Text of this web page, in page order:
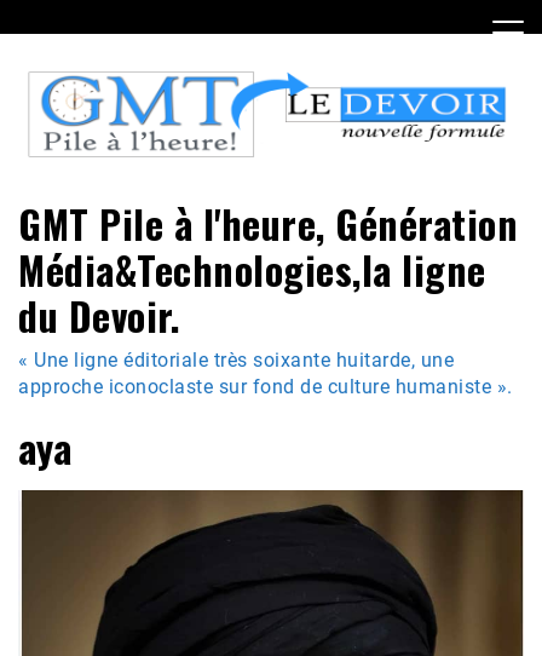
to
content
GMT Pile à l'heure, Génération
Média&Technologies,la ligne
du Devoir.
« Une ligne éditoriale très soixante huitarde, une
approche iconoclaste sur fond de culture humaniste ».
aya